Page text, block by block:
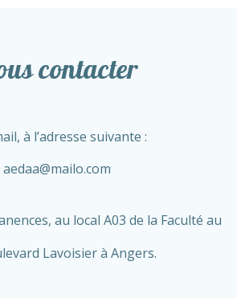
contacter
à l’adresse suivante :
aedaa@mailo.com
au local A03 de la Faculté au
Lavoisier à Angers.